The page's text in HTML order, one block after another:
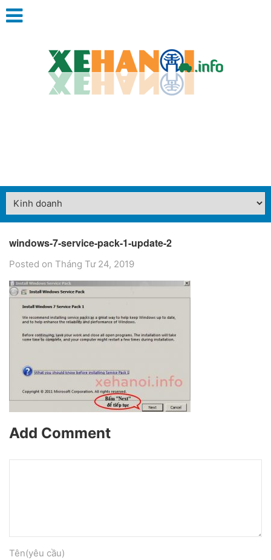
windows-7-service-pack-1-update-2
Posted on Tháng Tư 24, 2019
Add Comment
Tên(yêu cầu)